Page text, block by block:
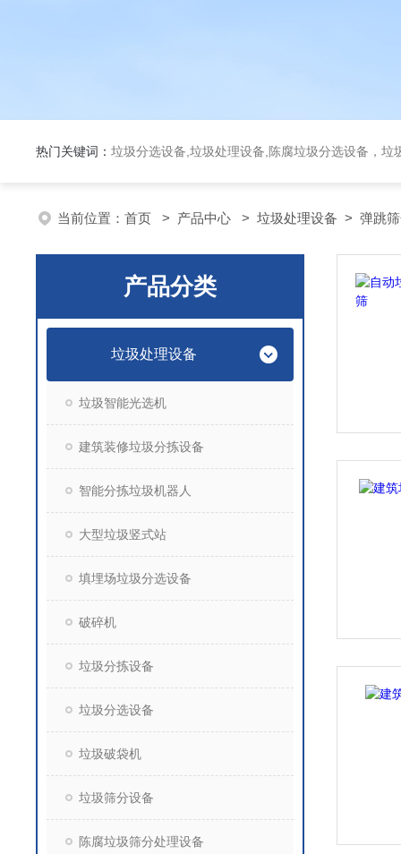
热门关键词： 垃圾分选设备,垃圾处理设备,陈腐垃圾分选设备，垃
当前位置： 首页 > 产品中心 > 垃圾处理设备 > 弹跳
产品分类
垃圾处理设备
垃圾智能光选机
建筑装修垃圾分拣设备
智能分拣垃圾机器人
大型垃圾竖式站
填埋场垃圾分选设备
破碎机
垃圾分拣设备
垃圾分选设备
垃圾破袋机
垃圾筛分设备
陈腐垃圾筛分处理设备